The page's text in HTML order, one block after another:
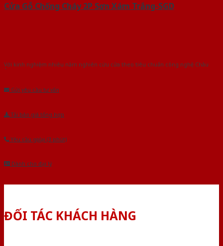
Cửa Gỗ Chống Cháy 2P Sơn Xám Trắng-SGD
Với kinh nghiệm nhiêu năm nghiên cứu cửa theo tiêu chuẩn công nghệ Châu
Gửi yêu cầu tư vấn
Tải báo giá tổng hợp
Yêu cầu gọi lại (3 phút)
Dành cho đại lý
ĐỐI TÁC KHÁCH HÀNG